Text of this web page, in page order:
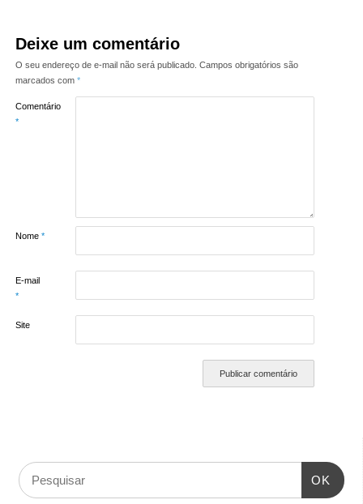
Deixe um comentário
O seu endereço de e-mail não será publicado. Campos obrigatórios são
marcados com *
Comentário
*
Nome *
E-mail
*
Site
OK